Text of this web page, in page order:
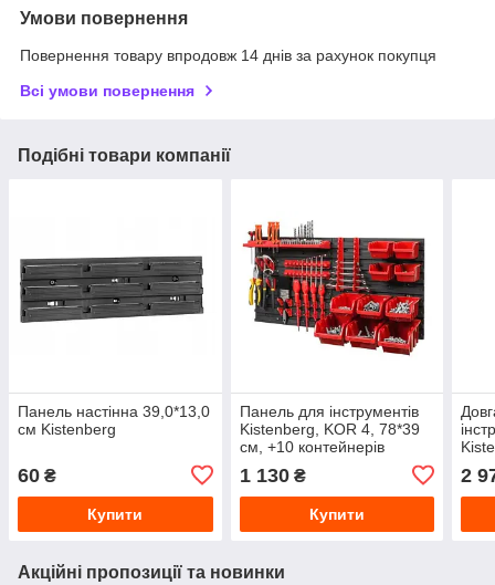
Умови повернення
Повернення товару впродовж 14 днів за рахунок покупця
Всі умови повернення
Подібні товари компанії
Панель настінна 39,0*13,0
см Kistenberg
60 ₴
Купити
Панель для інструментів
Kistenberg, KOR 4, 78*39
см, +10 контейнерів
1 130₴
Купити
2
Акційні пропозиції та новинки